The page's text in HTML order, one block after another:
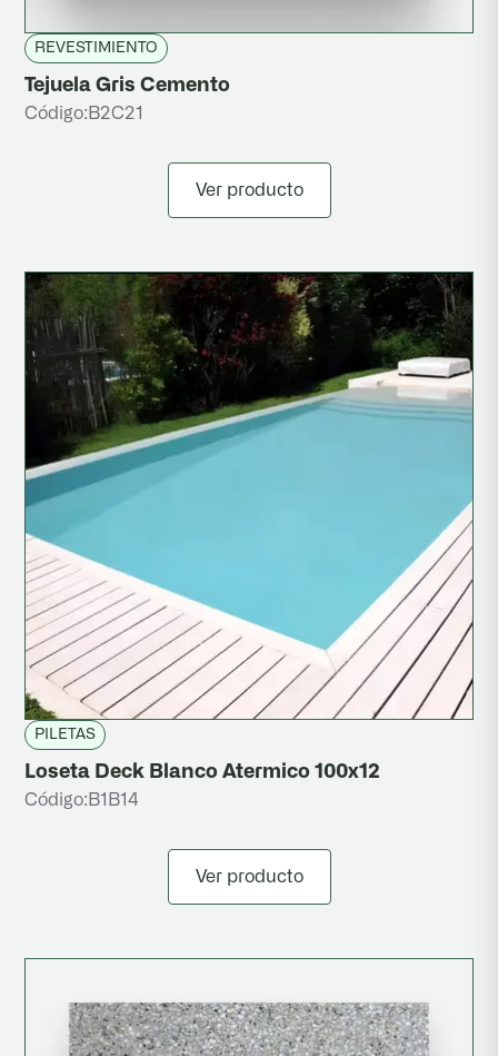
REVESTIMIENTO
Tejuela Gris Cemento
Código: B2C21
Ver producto
PILETAS
Loseta Deck Blanco Atermico 100x12
Código: B1B14
Ver producto